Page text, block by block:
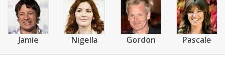
Jamie Nigella Gordon Pascale